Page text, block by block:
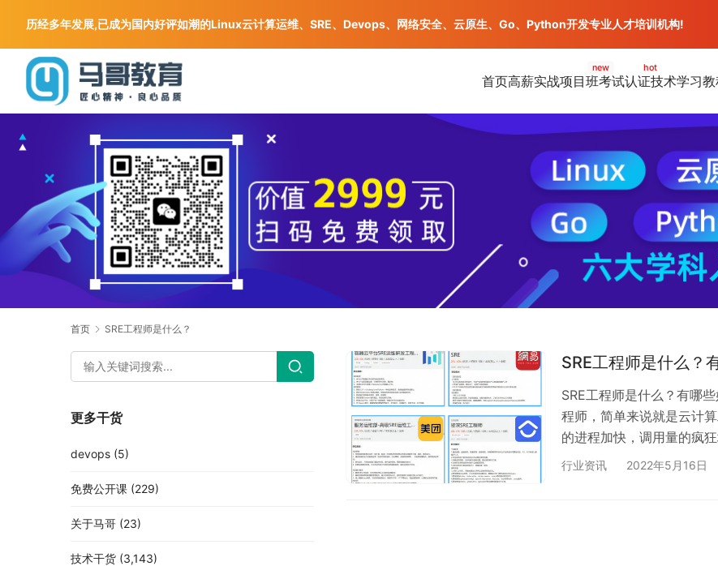
首页高薪实战项目班
new
考试认证
hot
技术学习教
首页 SRE工程师是什么？
SRE工程师是什么？
SRE工程师是什么？有哪
程师，简单来说就是云计
的进程加快，调用量的疯
性等方面，面临着一系列
行业资讯 2022年5月16日
更多干货
devops (5)
免费公开课 (229)
关于马哥 (23)
技术干货 (3,143)
历经多年发展,已成为国内好评如潮的Linux云计算运维、SRE、Devops、网络安全、云原生、Go、Python开发专业人才培训机构!